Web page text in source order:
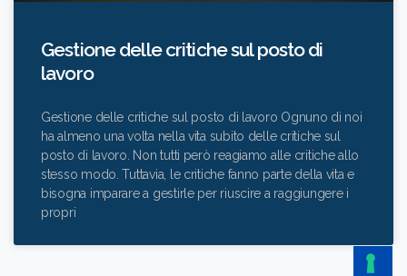
Gestione delle critiche sul posto di
lavoro
Gestione delle critiche sul posto di lavoro Ognuno di noi
ha almeno una volta nella vita subito delle critiche sul
posto di lavoro. Non tutti però reagiamo alle critiche allo
stesso modo. Tuttavia, le critiche fanno parte della vita e
bisogna imparare a gestirle per riuscire a raggiungere i
propri